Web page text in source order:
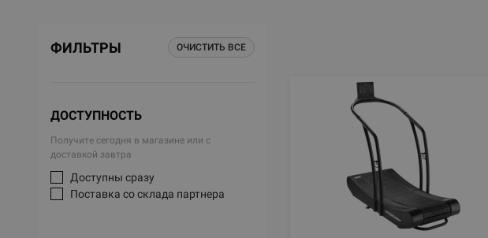
ФИЛЬТРЫ ОЧИСТИТЬ ВСЕ
ДОСТУПНОСТЬ
Получите сегодня в магазине или с
доставкой завтра
Доступны сразу
Поставка со склада партнера